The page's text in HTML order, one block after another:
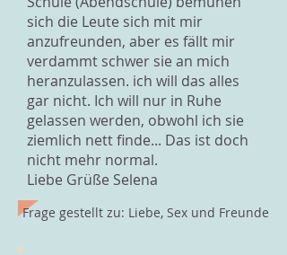
sich die Leute sich mit mir
anzufreunden, aber es fällt mir
verdammt schwer sie an mich
heranzulassen. ich will das alles
gar nicht. Ich will nur in Ruhe
gelassen werden, obwohl ich sie
ziemlich nett finde... Das ist doch
nicht mehr normal.
Liebe Grüße Selena
Frage gestellt zu: Liebe, Sex und Freunde